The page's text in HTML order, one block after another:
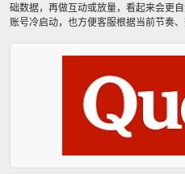
础数据，再做互动或放量，看起来会更
账号冷启动，也方便客服根据当前节奏